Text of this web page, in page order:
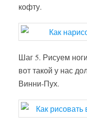
кофту.
Шаг 5. Рисуем
вот такой у нас
Винни-Пух.